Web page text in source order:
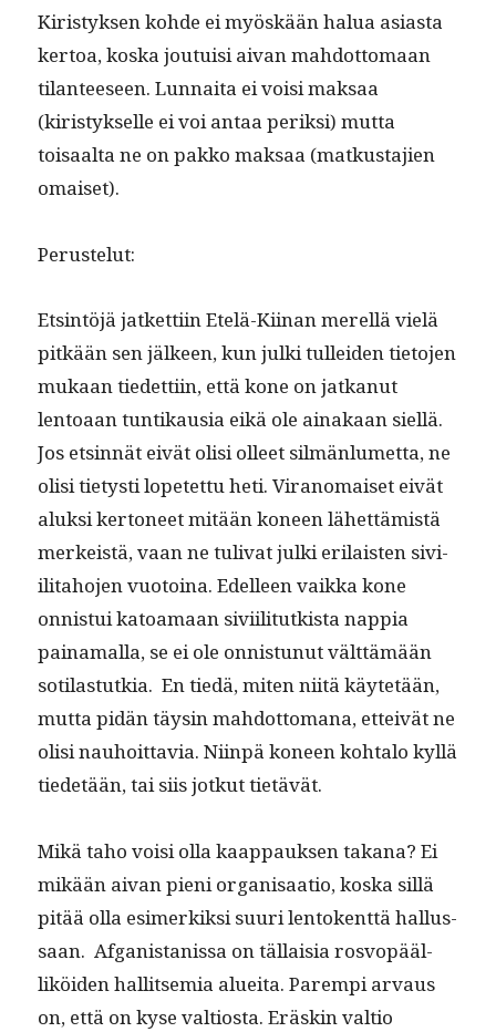
Kiristyk­sen kohde ei myöskään halua asi­as­ta
ker­toa, kos­ka jou­tu­isi aivan mah­dot­tomaan
tilanteeseen. Lun­nai­ta ei voisi mak­saa
(kiristyk­selle ei voi antaa perik­si) mut­ta
toisaal­ta ne on pakko mak­saa (matkus­ta­jien
omaiset).
Peruste­lut:
Etsin­töjä jatket­ti­in Etelä-Kiinan merel­lä vielä
pitkään sen jäl­keen, kun jul­ki tullei­den tieto­jen
mukaan tiedet­ti­in, että kone on jatkanut
lentoaan tun­tikau­sia eikä ole ainakaan siel­lä.
Jos etsin­nät eivät olisi olleet silmän­lumet­ta, ne
olisi tietysti lopetet­tu heti. Vira­nomaiset eivät
aluk­si ker­toneet mitään koneen lähet­tämistä
merkeistä, vaan ne tuli­vat jul­ki eri­lais­ten sivi­
il­i­ta­ho­jen vuo­toina. Edelleen vaik­ka kone
onnis­tui katoa­maan sivi­il­i­tutk­ista nap­pia
paina­mal­la, se ei ole onnis­tunut vält­tämään
soti­las­tutkia. En tiedä, miten niitä käytetään,
mut­ta pidän täysin mah­dot­tomana, etteivät ne
olisi nauhoit­tavia. Niin­pä koneen kohta­lo kyl­lä
tiede­tään, tai siis jotkut tietävät.
Mikä taho voisi olla kaap­pauk­sen takana? Ei
mikään aivan pieni organ­isaa­tio, kos­ka sil­lä
pitää olla esimerkik­si suuri lento­kent­tä hal­lus­
saan. Afgan­istanis­sa on täl­laisia rosvopääl­
liköi­den hal­lit­semia aluei­ta. Parem­pi arvaus
on, että on kyse val­tios­ta. Eräskin val­tio